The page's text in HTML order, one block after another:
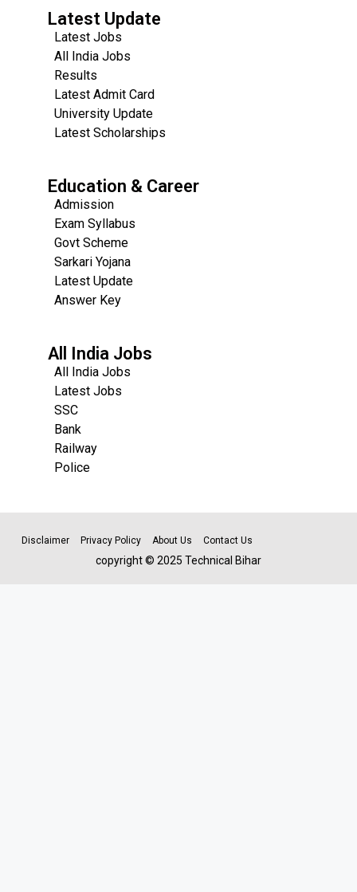
Latest Update
Latest Jobs
All India Jobs
Results
Latest Admit Card
University Update
Latest Scholarships
Education & Career
Admission
Exam Syllabus
Govt Scheme
Sarkari Yojana
Latest Update
Answer Key
All India Jobs
All India Jobs
Latest Jobs
SSC
Bank
Railway
Police
Disclaimer Privacy Policy About Us Contact Us
copyright © 2025 Technical Bihar